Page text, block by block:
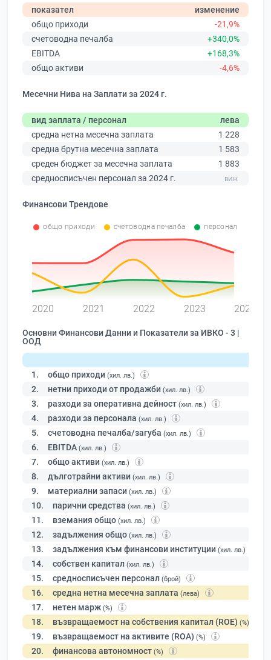
показател
изменение
общо приходи
-21,9%
счетоводна печалба
+340,0%
EBITDA
+168,3%
общо активи
-4,6%
Месечни Нива на Заплати за 2024 г.
вид заплата / персонал
лева
средна нетна месечна заплата
1 228
средна брутна месечна заплата
1 583
среден бюджет за месечна заплата
1 883
средносписъчен персонал за 2024 г.
Финансови Трендове
общо приходи счетоводна печалба персонал
2020 2021 2022 2023 2024
Основни Финансови Данни и Показатели за ИВКО - 3 |
ООД
1. общо приходи (хил. лв.)
2. нетни приходи от продажби (хил. лв.)
3. разходи за оперативна дейност (хил. лв.)
4. разходи за персонала (хил. лв.)
5. счетоводна печалба/загуба (хил. лв.)
6. EBITDA (хил. лв.)
7. общо активи (хил. лв.)
8. дълготрайни активи (хил. лв.)
9. материални запаси (хил. лв.)
10. парични средства (хил. лв.)
11. вземания общо (хил. лв.)
12. задължения общо (хил. лв.)
13. задължения към финансови институции (хил. лв.)
14. собствен капитал (хил. лв.)
15. средносписъчен персонал (брой)
16. средна нетна месечна заплата (лева)
17. нетен марж (%)
18. възвращаемост на собствения капитал (ROE) (%)
19. възвращаемост на активите (ROA) (%)
20. финансова автономност (%)